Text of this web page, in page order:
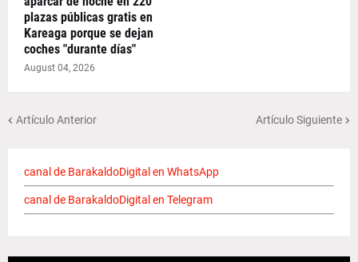
plazas públicas gratis en
Kareaga porque se dejan
coches "durante días"
August 04, 2026
Artículo Anterior Artículo Siguiente
canal de BarakaldoDigital en WhatsApp
canal de BarakaldoDigital en Telegram